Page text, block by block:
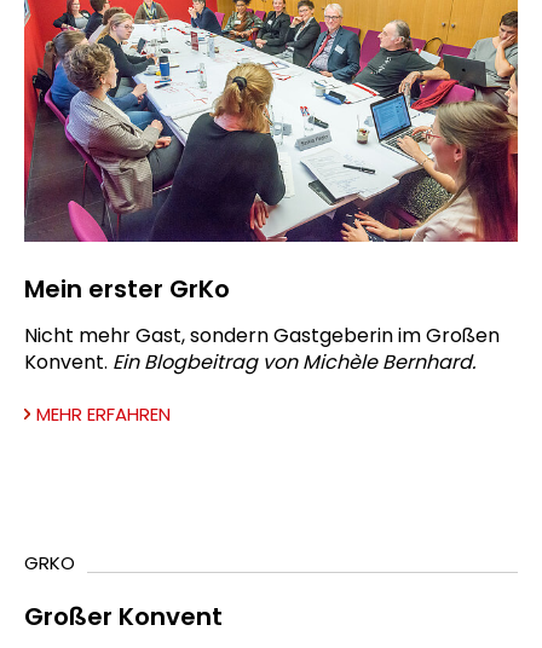
Mein erster GrKo
Nicht mehr Gast, sondern Gastgeberin im Großen
Konvent. Ein Blogbeitrag von Michèle Bernhard.
MEHR ERFAHREN
GRKO
Großer Konvent